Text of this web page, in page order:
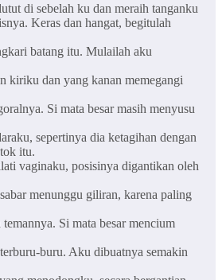
di sebelah ku dan meraih tanganku
Keras dan hangat, begitulah
batang itu. Mulailah aku
kiriku dan yang kanan memegangi
Si mata besar masih menyusu
sepertinya dia ketagihan dengan
itu.
vaginaku, posisinya digantikan oleh
menunggu giliran, karena paling
Si mata besar mencium
buru. Aku dibuatnya semakin